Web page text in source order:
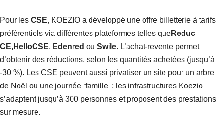
Pour les CSE, KOEZIO a développé une offre billetterie à tarifs
préférentiels via différentes plateformes telles queReduc
CE,HelloCSE, Edenred ou Swile. L’achat-revente permet
d’obtenir des réductions, selon les quantités achetées (jusqu’à
-30 %). Les CSE peuvent aussi privatiser un site pour un arbre
de Noël ou une journée ‘famille’ ; les infrastructures Koezio
s’adaptent jusqu’à 300 personnes et proposent des prestations
sur mesure.